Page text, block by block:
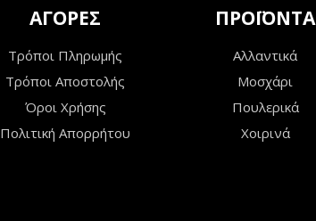
ΑΓΟΡΕΣ
Τρόποι Πληρωμής
Τρόποι Αποστολής
Όροι Χρήσης
Πολιτική Απορρήτου
ΠΡΟΪΟΝΤΑ
Αλλαντικά
Μοσχάρι
Πουλερικά
Χοιρινά